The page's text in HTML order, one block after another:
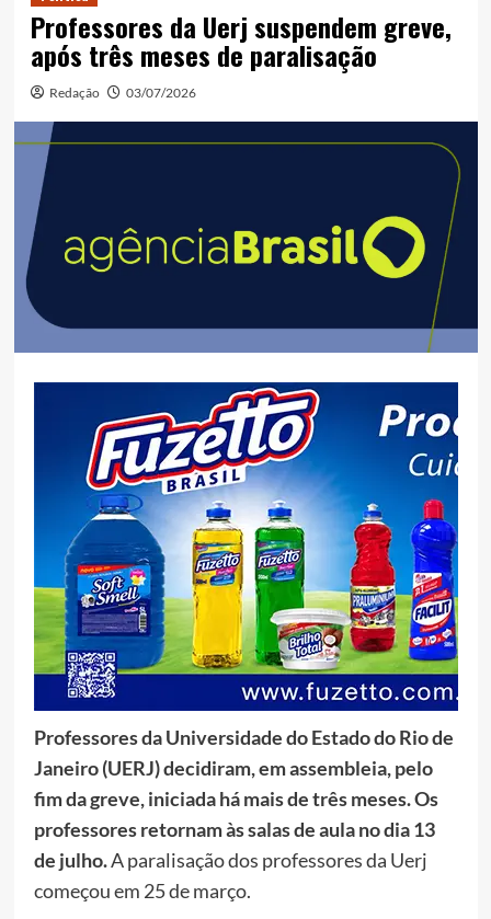
Professores da Uerj suspendem greve,
após três meses de paralisação
Redação 03/07/2026
Professores da Universidade do Estado do Rio de
Janeiro (UERJ) decidiram, em assembleia, pelo
fim da greve, iniciada há mais de três meses. Os
professores retornam às salas de aula no dia 13
de julho.A paralisação dos professores da Uerj
começou em 25 de março.